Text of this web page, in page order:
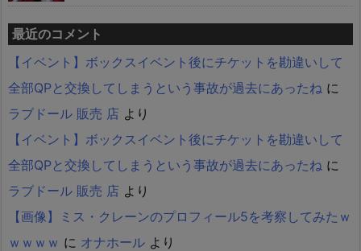
最近のコメント
【イベント】ボックスイベント後にチケットを勘違いして
全部QPと交換してしまうという事故が過去にあったね に
ラブドール 販売 店 より
【イベント】ボックスイベント後にチケットを勘違いして
全部QPと交換してしまうという事故が過去にあったね に
ラブドール 販売 店 より
【画像】ミス・クレーンのプロフィール5を考察してみたｗ
ｗｗｗｗ に オナホール より